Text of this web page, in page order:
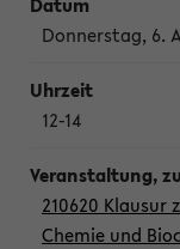
Donnerstag, 6.
12-14
210620
Chemie und